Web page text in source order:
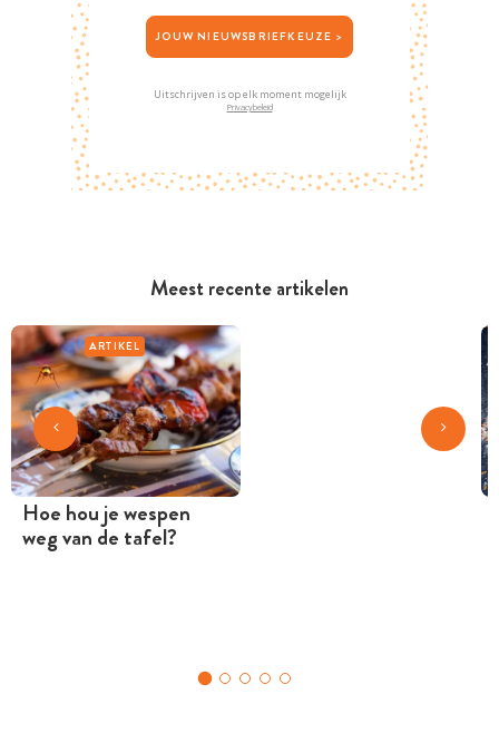
Meest recente artikelen
ARTIKEL
Hoe hou je wespen
weg van de tafel?
JOUW NIEUWSBRIEFKEUZE >
Uitschrijven is op elk moment mogelijk
Privacybeleid